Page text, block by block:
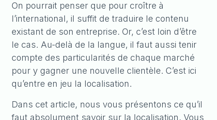
On pourrait penser que pour croître à
l’international, il suffit de traduire le contenu
existant de son entreprise. Or, c’est loin d’être
le cas. Au-delà de la langue, il faut aussi tenir
compte des particularités de chaque marché
pour y gagner une nouvelle clientèle. C’est ici
qu’entre en jeu la localisation.
Dans cet article, nous vous présentons ce qu’il
faut absolument savoir sur la localisation. Vous